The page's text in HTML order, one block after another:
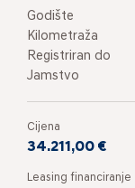
Godište
Kilometraža
Registriran do
Jamstvo
Cijena
34.211,00 €
Leasing financiranje